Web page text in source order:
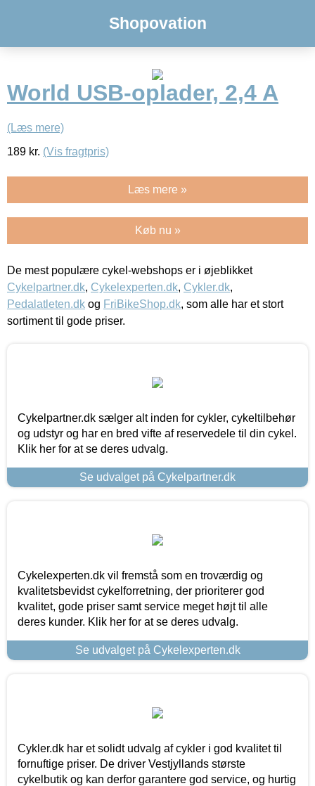
Shopovation
World USB-oplader, 2,4 A
(Læs mere)
189 kr. (Vis fragtpris)
Læs mere »
Køb nu »
De mest populære cykel-webshops er i øjeblikket
Cykelpartner.dk, Cykelexperten.dk, Cykler.dk,
Pedalatleten.dk og FriBikeShop.dk, som alle har et stort
sortiment til gode priser.
Cykelpartner.dk sælger alt inden for cykler, cykeltilbehør
og udstyr og har en bred vifte af reservedele til din cykel.
Klik her for at se deres udvalg.
Se udvalget på Cykelpartner.dk
Cykelexperten.dk vil fremstå som en troværdig og
kvalitetsbevidst cykelforretning, der prioriterer god
kvalitet, gode priser samt service meget højt til alle
deres kunder. Klik her for at se deres udvalg.
Se udvalget på Cykelexperten.dk
Cykler.dk har et solidt udvalg af cykler i god kvalitet til
fornuftige priser. De driver Vestjyllands største
cykelbutik og kan derfor garantere god service, og hurtig